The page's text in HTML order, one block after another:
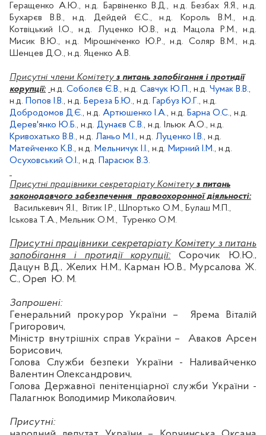
Геращенко А.Ю., н.д. Барвіненко В.Д., н.д. Безбах Я.Я., н.д.
Бухарєв В.В., н.д. Дейдей Є.С.,н.д. Король В.М., н.д.
Котвіцький І.О., н.д. Луценко Ю.В., н.д. Мацола Р.М., н.д.
Мисик В.Ю., н.д. Мірошніченко Ю.Р.,н.д. Соляр В.М., н.д.
Шенцев Д.О., н.д. Яценко А.В.
Присутні члени Комітету з питань запобігання і протидії
корупції: н.д. Соболєв Є.В., н.д. Савчук Ю.П., н.д. Чумак В.В.,
н.д. Попов І.В., н.д. Береза Б.Ю., н.д. Гарбуз Ю.Г., н.д.
Добродомов Д.Є., н.д. Артюшенко І.А., н.д. Барна О.С., н.д.
Дерев'янко Ю.Б., н.д. Дунаєв С.В., н.д. Ільюк А.О., н.д.
Кривохатько В.В., н.д. Ланьо М.І., н.д. Луценко І.В., н.д.
Матейченко К.В., н.д. Мельничук І.І., н.д. Мирний І.М., н.д.
Осуховський О.І., н.д. Парасюк В.З.
Присутні працівники секретаріату Комітету з питань
законодавчого забезпечення правоохоронної діяльності:
Василькевич Я.І.,
Вітик І.Р., Шпортько О.М., Булаш М.П.,
Іськова Т.А., Мельник О.М., Туренко О.М.
Присутні працівники секретаріату Комітету з питань
запобігання і протидії корупції: Сорочик Ю.Ю.,
Дацун В.Д., ЖелихН.М., Карман Ю.В., Мурсалова Ж.
С., Орел Ю. М.
Запрошені:
Генеральний прокурор України –
Ярема Віталій
Григорович,
Міністр внутрішніх справ України –
Аваков Арсен
Борисович,
Голова Служби безпеки України -
Наливайченко
Валентин Олександрович,
Голова Державної пенітенціарної служби України -
Палагнюк Володимир Миколайович.
Присутні: